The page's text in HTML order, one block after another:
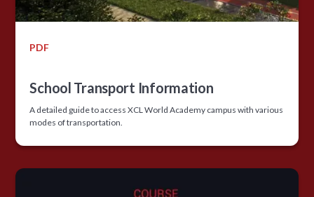
PDF
School Transport Information
A detailed guide to access XCL World Academy campus with various
modes of transportation.